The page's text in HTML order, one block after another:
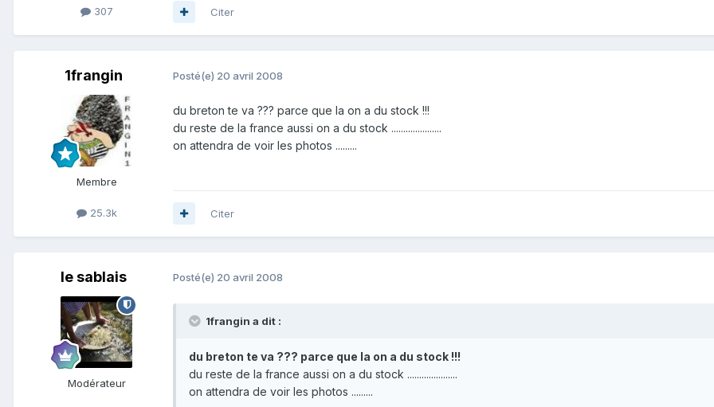
307 Citer
1frangin
Membre
25.3k
Posté(e) 20 avril 2008
du breton te va ??? parce que la on a du stock !!!
du reste de la france aussi on a du stock .....................
on attendra de voir les photos .........
Citer
le sablais
Modérateur
Posté(e) 20 avril 2008
1frangin a dit :
du breton te va ??? parce que la on a du stock !!!
du reste de la france aussi on a du stock .....................
on attendra de voir les photos .........